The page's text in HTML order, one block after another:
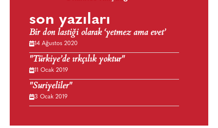
son yazıları
Bir don lastiği olarak ‘yetmez ama evet’
14 Ağustos 2020
"Türkiye’de ırkçılık yoktur"
11 Ocak 2019
"Suriyeliler"
3 Ocak 2019